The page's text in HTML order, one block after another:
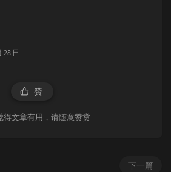
28 日
赞
得文章有用，请随意赞赏
下一篇